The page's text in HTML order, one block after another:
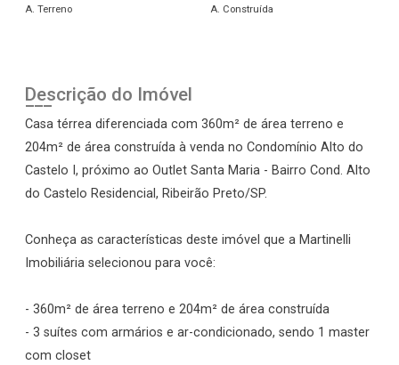
A. Terreno A. Construída
Descrição do Imóvel
Casa térrea diferenciada com 360m² de área terreno e
204m² de área construída à venda no Condomínio Alto do
Castelo I, próximo ao Outlet Santa Maria - Bairro Cond. Alto
do Castelo Residencial, Ribeirão Preto/SP.
Conheça as características deste imóvel que a Martinelli
Imobiliária selecionou para você:
- 360m² de área terreno e 204m² de área construída
- 3 suítes com armários e ar-condicionado, sendo 1 master
com closet